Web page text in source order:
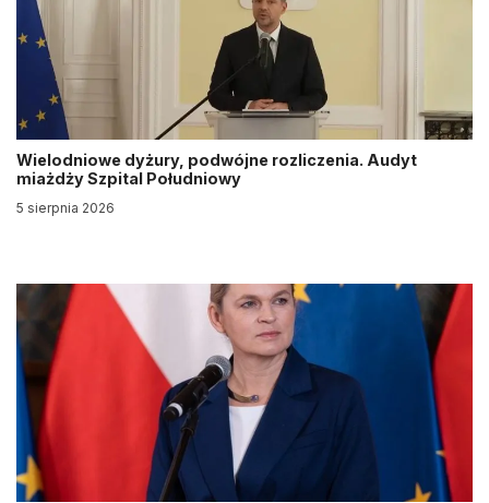
Wielodniowe dyżury, podwójne rozliczenia. Audyt
miażdży Szpital Południowy
5 sierpnia 2026